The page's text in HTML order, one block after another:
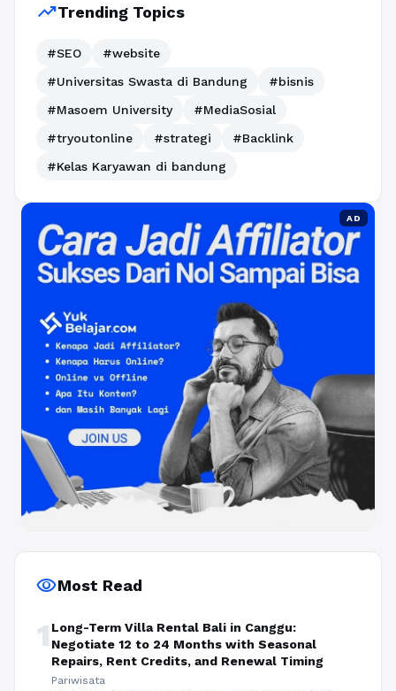
trending_upTrending Topics
#SEO
#website
#Universitas Swasta di Bandung
#bisnis
#Masoem University
#MediaSosial
#tryoutonline
#strategi
#Backlink
#Kelas Karyawan di bandung
AD
visibilityMost Read
1 Long-Term Villa Rental Bali in Canggu:
Negotiate 12 to 24 Months with Seasonal
Repairs, Rent Credits, and Renewal Timing
Pariwisata